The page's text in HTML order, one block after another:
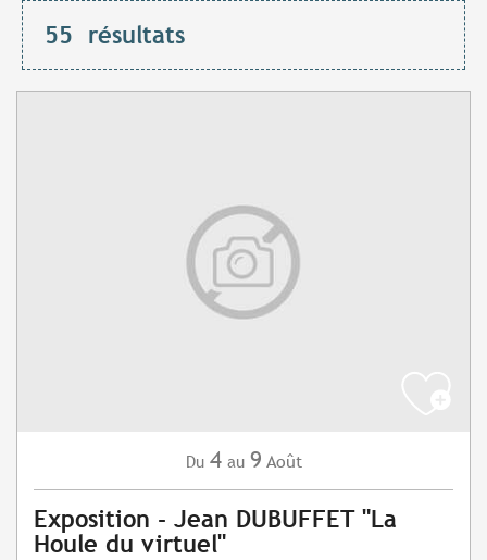
55 résultats
Du 4 au 9 Août
Exposition - Jean DUBUFFET "La
Houle du virtuel"